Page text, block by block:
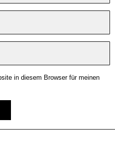
in diesem Browser für meinen